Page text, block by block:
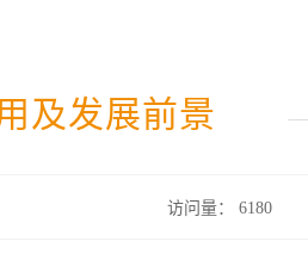
及发展前景
访问量： 6180